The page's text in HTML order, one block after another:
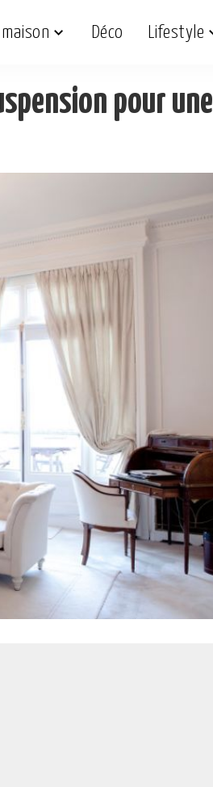
Déco Lifestyle
pour une